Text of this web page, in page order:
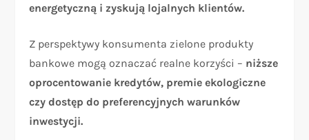
energetyczną i zyskują lojalnych klientów.
Z perspektywy konsumenta zielone produkty
bankowe mogą oznaczać realne korzyści – niższe
oprocentowanie kredytów, premie ekologiczne
czy dostęp do preferencyjnych warunków
inwestycji.